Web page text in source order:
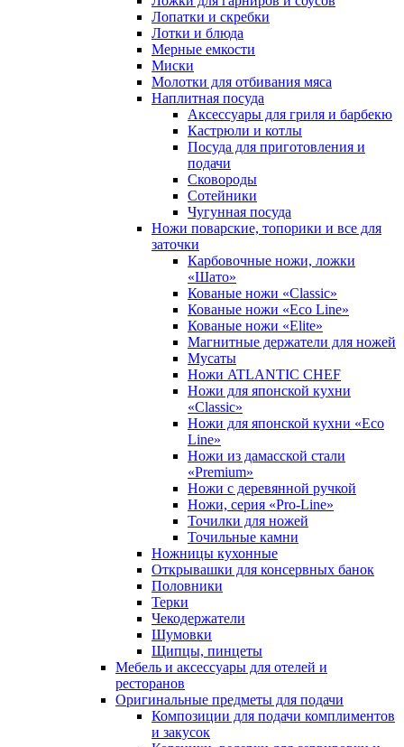
Лопатки и скребки
Лотки и блюда
Мерные емкости
Миски
Молотки для отбивания мяса
Наплитная посуда
Аксессуары для гриля и барбекю
Кастрюли и котлы
Посуда для приготовления и
подачи
Сковороды
Сотейники
Чугунная посуда
Ножи поварские, топорики и все для
заточки
Карбовочные ножи, ложки
«Шато»
Кованые ножи «Classic»
Кованые ножи «Eco Line»
Кованые ножи «Elite»
Магнитные держатели для ножей
Мусаты
Ножи ATLANTIC CHEF
Ножи для японской кухни
«Classic»
Ножи для японской кухни «Eco
Line»
Ножи из дамасской стали
«Premium»
Ножи с деревянной ручкой
Ножи, серия «Pro-Line»
Точилки для ножей
Точильные камни
Ножницы кухонные
Открывашки для консервных банок
Половники
Терки
Чекодержатели
Шумовки
Щипцы, пинцеты
Мебель и аксессуары для отелей и
ресторанов
Оригинальные предметы для подачи
Композиции для подачи комплиментов
и закусок